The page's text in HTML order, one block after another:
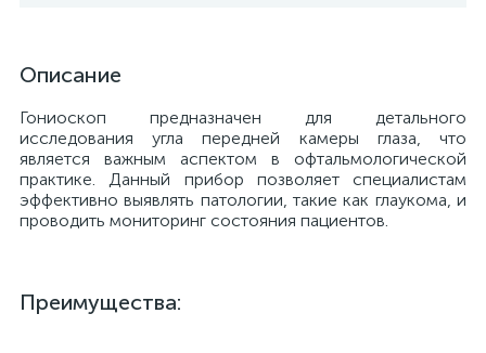
Описание
Гониоскоп предназначен для детального
исследования угла передней камеры глаза, что
является важным аспектом в офтальмологической
практике. Данный прибор позволяет специалистам
эффективно выявлять патологии, такие как глаукома, и
проводить мониторинг состояния пациентов.
Преимущества: